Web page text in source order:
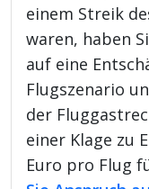
einem Streik
waren, haben
auf eine
Flugszenario
der
einer Klage zu
Euro pro Flug